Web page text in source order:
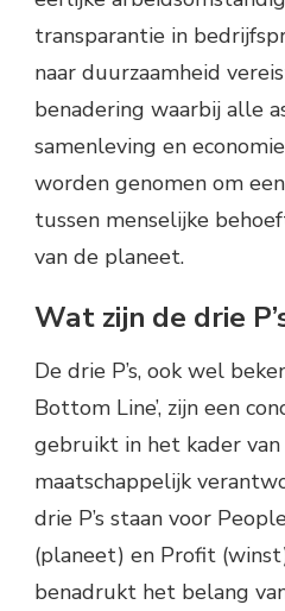
transparantie in
naar duurzaamheid
benadering waarbij alle
samenleving en
worden genomen om
tussen menselijke
van de planeet.
Wat zijn de drie
De drie P’s, ook wel
Bottom Line’, zijn een
gebruikt in het kader
maatschappelijk
drie P’s staan voor
(planeet) en Profit
benadrukt het belang